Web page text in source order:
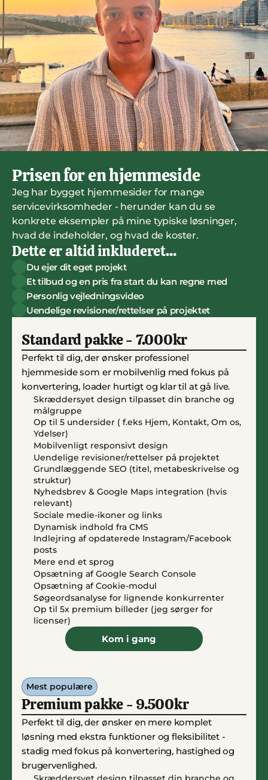
Prisen for en hjemmeside
Jeg har bygget hjemmesider for mange
servicevirksomheder - herunder kan du se
konkrete eksempler på mine typiske løsninger,
hvad de indeholder, og hvad de koster.
Dette er altid inkluderet...
Du ejer dit eget projekt
Et tilbud og en pris fra start du kan regne med
Personlig vejledningsvideo
Uendelige revisioner/rettelser på projektet
Standard pakke - 7.000kr
Perfekt til dig, der ønsker professionel
hjemmeside som er mobilvenlig med fokus på
konvertering, loader hurtigt og klar til at gå live.
Skræddersyet design tilpasset din branche og
målgruppe
Op til 5 undersider ( f.eks Hjem, Kontakt, Om os,
Ydelser)
Mobilvenligt responsivt design
Uendelige revisioner/rettelser på projektet
Grundlæggende SEO (titel, metabeskrivelse og
struktur)
Nyhedsbrev & Google Maps integration (hvis
relevant)
Sociale medie-ikoner og links
Dynamisk indhold fra CMS
Indlejring af opdaterede Instagram/Facebook
posts
Mere end et sprog
Opsætning af Google Search Console
Opsætning af Cookie-modul
Søgeordsanalyse for lignende konkurrenter
Op til 5x premium billeder (jeg sørger for
licenser)
Kom i gang
Mest populære
Premium pakke - 9.500kr
Perfekt til dig, der ønsker en mere komplet
løsning med ekstra funktioner og fleksibilitet -
stadig med fokus på konvertering, hastighed og
brugervenlighed.